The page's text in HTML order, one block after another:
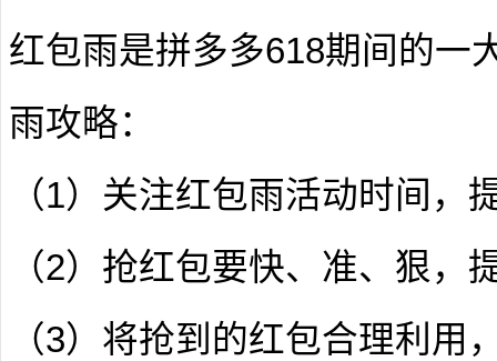
红包雨是拼多多618期间的一
雨攻略：
（1）关注红包雨活动时间，
（2）抢红包要快、准、狠，
（3）将抢到的红包合理利用